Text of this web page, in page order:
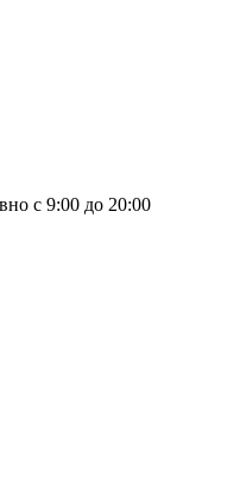
с 9:00 до 20:00